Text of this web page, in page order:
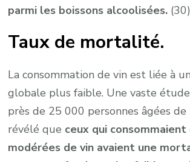
parmi les boissons alcoolisées. (30)
Taux de mortalité.
La consommation de vin est liée à
globale plus faible. Une vaste
près de 25 000 personnes âgées de
révélé que ceux qui
modérées de vin avaient une